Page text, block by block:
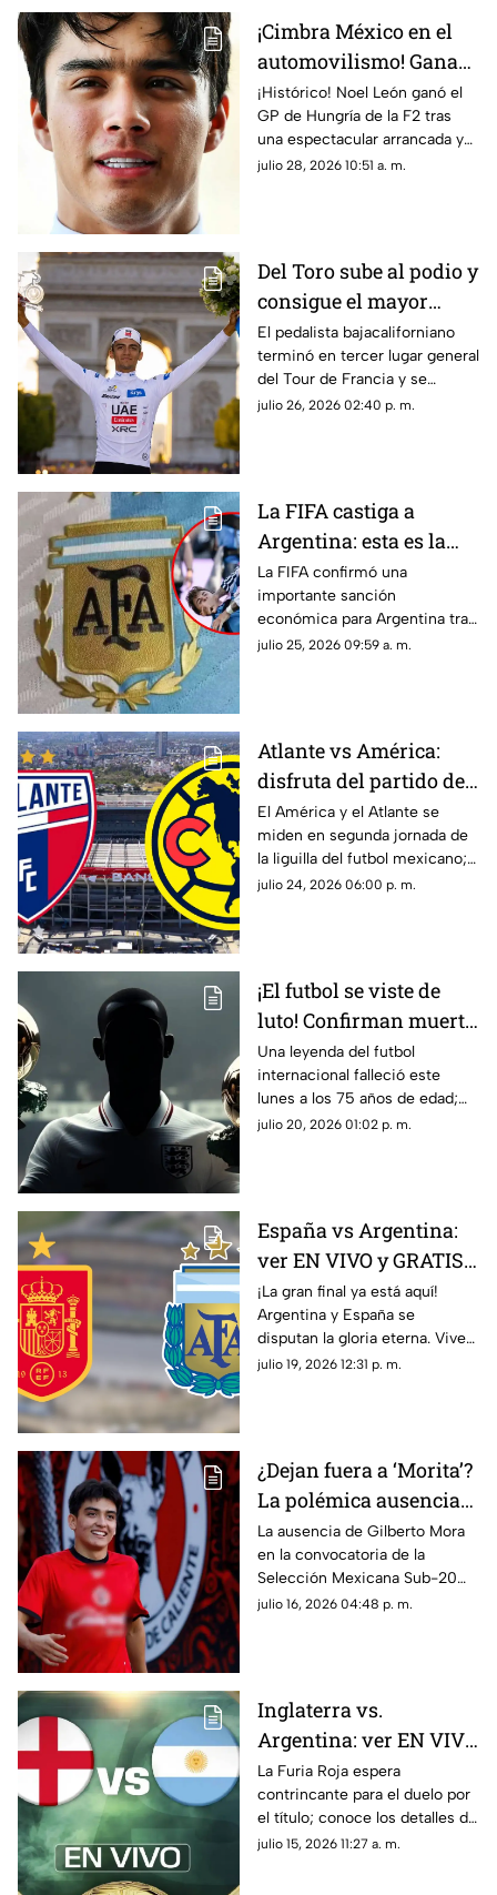
¡Cimbra México en el
automovilismo! Gana
Noel León el GP de
Hungría de la F2
¡Histórico! Noel León ganó el
GP de Hungría de la F2 tras
una espectacular arrancada y
puso en alto el automovilismo
julio 28, 2026 10:51 a. m.
Del Toro sube al podio y
consigue el mayor
triunfo del ciclismo
nacional
El pedalista bajacaliforniano
terminó en tercer lugar general
del Tour de Francia y se
coronó como el mejor joven
julio 26, 2026 02:40 p. m.
La FIFA castiga a
Argentina: esta es la
fuerte MULTA que
deberá pagar tras la
final ante España |
VIDEO
La FIFA confirmó una
importante sanción
económica para Argentina tras
la final de la Copa Mundial de la
julio 25, 2026 09:59 a. m.
Atlante vs América:
disfruta del partido de
laliga MX EN VIVO y
totalmente GRATIS aquí
El América y el Atlante se
miden en segunda jornada de
la liguilla del futbol mexicano;
disfruta del partido totalmente
julio 24, 2026 06:00 p. m.
¡El futbol se viste de
luto! Confirman muerte
de una LEYENDA que
conquistó el Balón de
Oro 2 veces
Una leyenda del futbol
internacional falleció este
lunes a los 75 años de edad;
entérate de quién se trata y su
julio 20, 2026 01:02 p. m.
España vs Argentina:
ver EN VIVO y GRATIS
el partido de la Copa
Mundial de la FIFA
2026™
¡La gran final ya está aquí!
Argentina y España se
disputan la gloria eterna. Vive
toda la emoción en vivo en
julio 19, 2026 12:31 p. m.
¿Dejan fuera a ‘Morita’?
La polémica ausencia
de Gilberto Mora en la
Selección Mexicana
La ausencia de Gilberto Mora
en la convocatoria de la
Selección Mexicana Sub-20
sorprendió a la afición y desató
julio 16, 2026 04:48 p. m.
Inglaterra vs.
Argentina: ver EN VIVO
y GRATIS el encuentro
de la Copa Mundial de
la FIFA 2026™
La Furia Roja espera
contrincante para el duelo por
el título; conoce los detalles de
este choque histórico por el
julio 15, 2026 11:27 a. m.